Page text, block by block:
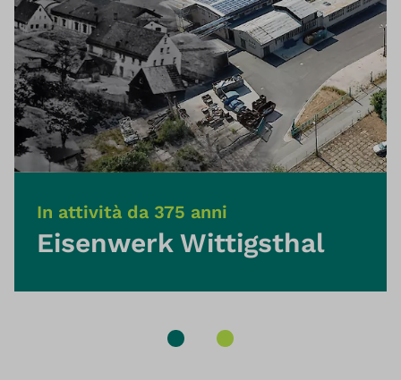
In attività da 375 anni
Eisenwerk Wittigsthal